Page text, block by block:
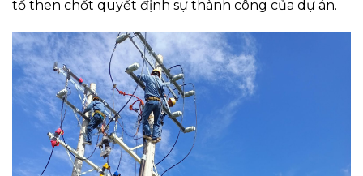
tố then chốt quyết định sự thành công của dự án.